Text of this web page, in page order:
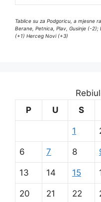
Tablice su za Podgoricu, a mjesne
Berane, Petnica, Plav, Gusinje (-2);
(+1) Herceg Novi (+3)
P
U S
1
6 7 8
13 14 15
20 21 22